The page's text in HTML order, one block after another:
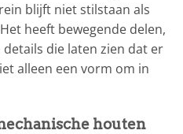
blijft niet stilstaan als
heeft bewegende delen,
die laten zien dat er
alleen een vorm om in
houten